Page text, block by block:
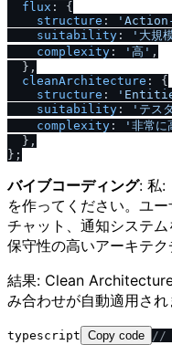
flux : {
structure :
suitability : '大規
complexity : '高' ,
  },
cleanArchitecture : {
structure :
suitability : 'テス
complexity : '非常に
  },
バイブコーディング: 私:
を作ってください。ユ
チャット、通知システ
保守性の高いアーキテク
結果: Clean
み合わせが自動適用され
typescript Copy code //